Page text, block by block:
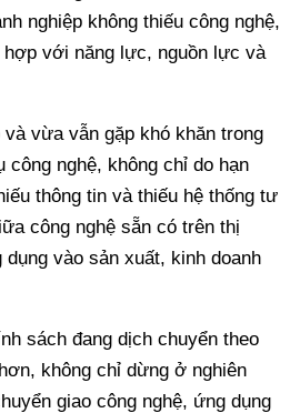
nghiệp không thiếu công nghệ,
hợp với năng lực, nguồn lực và
và vừa vẫn gặp khó khăn trong
công nghệ, không chỉ do hạn
thông tin và thiếu hệ thống tư
công nghệ sẵn có trên thị
vào sản xuất, kinh doanh
sách đang dịch chuyển theo
không chỉ dừng ở nghiên
giao công nghệ, ứng dụng